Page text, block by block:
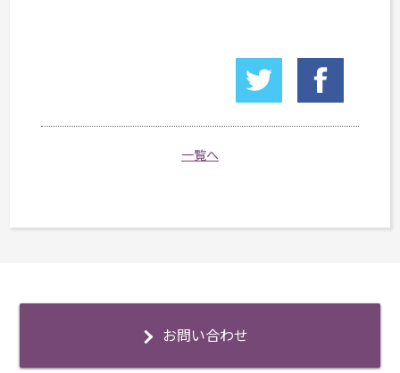
一覧へ
お問い合わせ